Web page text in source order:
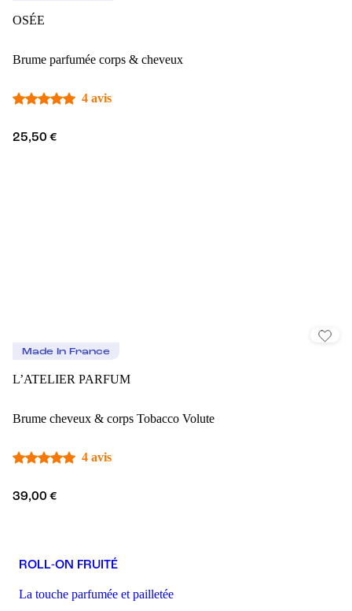
OSÉE
Brume parfumée corps & cheveux
4 avis
25,50 €
Made In France
L’ATELIER PARFUM
Brume cheveux & corps Tobacco Volute
4 avis
39,00 €
ROLL-ON FRUITÉ
La touche parfumée et pailletée